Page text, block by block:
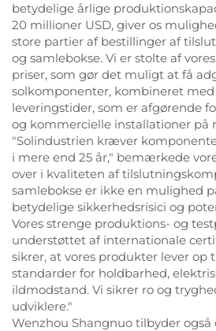
betydelige årlige
20 millioner USD, giver os
store partier af bestillinger af
og samlebokse. Vi er stolte af
priser, som gør det muligt at få
solkomponenter, kombineret
leveringstider, som er afgørende
og kommercielle installationer på
"Solindustrien kræver
i mere end 25 år," bemærkede
over i kvaliteten af
samlebokse er ikke en mulighed
betydelige sikkerhedsrisici og
Vores strenge produktions- og
understøttet af internationale
sikrer, at vores produkter lever op
standarder for holdbarhed,
ildmodstand. Vi sikrer ro og
udviklere."
Wenzhou Shangnuo tilbyder